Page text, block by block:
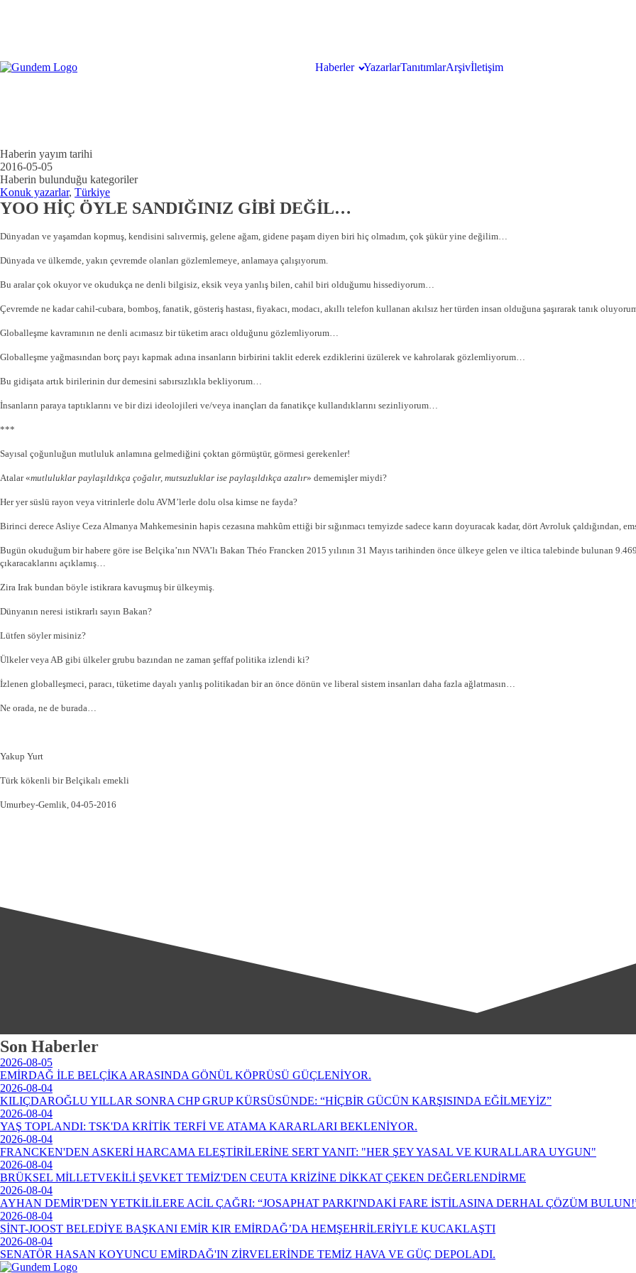
Haberler YazarlarTanıtımlarArşivİletişim
Haberin yayım tarihi
2016-05-05
Haberin bulunduğu kategoriler
Konuk yazarlar, Türkiye
YOO HİÇ ÖYLE SANDIĞINIZ GİBİ DEĞİL…
Dünyadan ve yaşamdan kopmuş, kendisini salıvermiş, gelene ağam, gidene paşam diyen biri hiç olmadım, çok şükür yine değilim…
Dünyada ve ülkemde, yakın çevremde olanları gözlemlemeye, anlamaya çalışıyorum.
Bu aralar çok okuyor ve okudukça ne denli bilgisiz, eksik veya yanlış bilen, cahil biri olduğumu hissediyorum…
Çevremde ne kadar cahil-cubara, bomboş, fanatik, gösteriş hastası, fiyakacı, modacı, akıllı telefon kullanan akılsız her türden insan olduğuna şaşırarak tanık
Globalleşme kavramının ne denli acımasız bir tüketim aracı olduğunu gözlemliyorum…
Globalleşme yağmasından borç payı kapmak adına insanların birbirini taklit ederek ezdiklerini üzülerek ve kahrolarak gözlemliyorum…
Bu gidişata artık birilerinin dur demesini sabırsızlıkla bekliyorum…
İnsanların paraya taptıklarını ve bir dizi ideolojileri ve/veya inançları da fanatikçe kullandıklarını sezinliyorum…
***
Sayısal çoğunluğun mutluluk anlamına gelmediğini çoktan görmüştür, görmesi gerekenler!
Atalar «mutluluklar paylaşıldıkça çoğalır, mutsuzluklar ise paylaşıldıkça azalır» dememişler miydi?
Her yer süslü rayon veya vitrinlerle dolu AVM’lerle dolu olsa kimse ne fayda?
Birinci derece Asliye Ceza Almanya Mahkemesinin hapis cezasına mahkûm ettiği bir sığınmacı temyizde sadece karın doyuracak kadar, dört Avroluk çaldığından,
Bugün okuduğum bir habere göre ise Belçika’nın NVA’lı Bakan Théo Francken 2015 yılının 31 Mayıs tarihinden önce ülkeye gelen ve iltica talebinde bulunan
çıkaracaklarını açıklamış…
Zira Irak bundan böyle istikrara kavuşmuş bir ülkeymiş.
Dünyanın neresi istikrarlı sayın Bakan?
Lütfen söyler misiniz?
Ülkeler veya AB gibi ülkeler grubu bazından ne zaman şeffaf politika izlendi ki?
İzlenen globalleşmeci, paracı, tüketime dayalı yanlış politikadan bir an önce dönün ve liberal sistem insanları daha fazla ağlatmasın…
Ne orada, ne de burada…
Yakup Yurt
Türk kökenli bir Belçikalı emekli
Umurbey-Gemlik, 04-05-2016
Son Haberler
2026-08-05
EMİRDAĞ İLE BELÇİKA ARASINDA GÖNÜL KÖPRÜSÜ GÜÇLENİYOR.
2026-08-04
KILIÇDAROĞLU YILLAR SONRA CHP GRUP KÜRSÜSÜNDE: “HİÇBİR GÜCÜN KARŞISINDA EĞİLMEYİZ”
2026-08-04
YAŞ TOPLANDI: TSK'DA KRİTİK TERFİ VE ATAMA KARARLARI BEKLENİYOR.
2026-08-04
FRANCKEN'DEN ASKERİ HARCAMA ELEŞTİRİLERİNE SERT YANIT: "HER ŞEY YASAL VE KURALLARA UYGUN"
2026-08-04
BRÜKSEL MİLLETVEKİLİ ŞEVKET TEMİZ'DEN CEUTA KRİZİNE DİKKAT ÇEKEN DEĞERLENDİRME
2026-08-04
AYHAN DEMİR'DEN YETKİLİLERE ACİL ÇAĞRI: “JOSAPHAT PARKI'NDAKİ FARE İSTİLASINA DERHAL ÇÖZÜM
2026-08-04
SİNT-JOOST BELEDİYE BAŞKANI EMİR KIR EMİRDAĞ’DA HEMŞEHRİLERİYLE KUCAKLAŞTI
2026-08-04
SENATÖR HASAN KOYUNCU EMİRDAĞ'IN ZİRVELERİNDE TEMİZ HAVA VE GÜÇ DEPOLADI.